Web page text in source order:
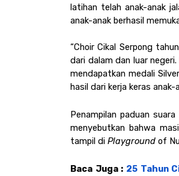
latihan telah anak-anak
anak-anak berhasil
“Choir Cikal Serpong
dari dalam dan luar
mendapatkan medali
hasil dari kerja keras
Penampilan paduan
menyebutkan bahwa
tampil di Playground of
Baca Juga : 25 Tahun